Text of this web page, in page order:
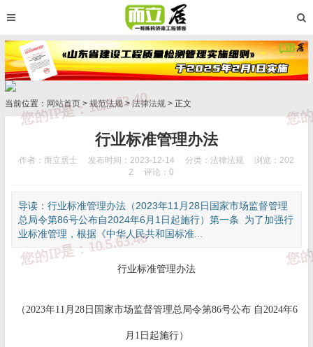
当前位置： 网站首页 > 规范法规>法律法规 > 正文
行业标准管理办法
作者：而立居士 发布时间：2023-12-14 分类： 法律法规
浏览：202
2
评论：0
导读：行业标准管理办法（2023年11月28日国家市场监督管理
总局令第86号公布自2024年6月1日起施行）第一条 为了加强行
业标准管理，根据《中华人民共和国标准...
行业标准管理办法
（2023年11月28日国家市场监督管理总局令第86号公布 自2024年6
月1日起施行）